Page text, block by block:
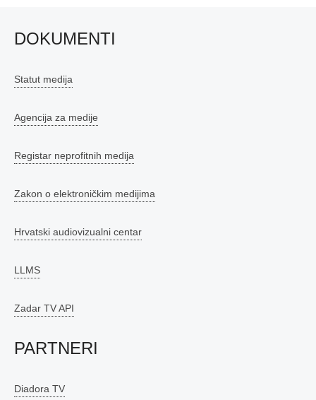
DOKUMENTI
Statut medija
Agencija za medije
Registar neprofitnih medija
Zakon o elektroničkim medijima
Hrvatski audiovizualni centar
LLMS
Zadar TV API
PARTNERI
Diadora TV